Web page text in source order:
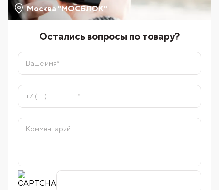
Москва "МОСБЛОК"
Остались вопросы по товару?